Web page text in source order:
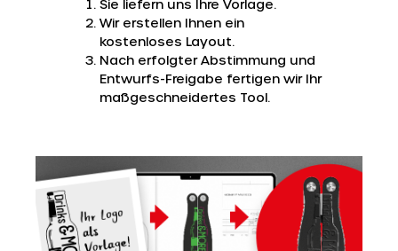
Sie liefern uns Ihre Vorlage.
Wir erstellen Ihnen ein
kostenloses Layout.
Nach erfolgter Abstimmung und
Entwurfs-Freigabe fertigen wir Ihr
maßgeschneidertes Tool.